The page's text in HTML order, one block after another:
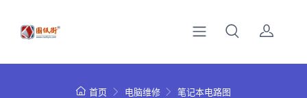
首页 电脑维修 笔记本电路图